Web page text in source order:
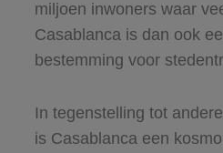
miljoen inwoners waar
Casablanca is dan ook
bestemming voor
In tegenstelling tot
is Casablanca een